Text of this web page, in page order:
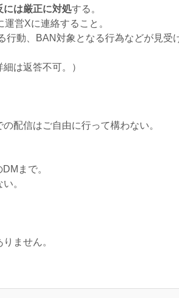
には厳正に対処する。
運営Xに連絡すること。
動、BAN対象となる行為などが見受
は返答不可。）
配信はご自由に行って構わない。
DMまで。
。
ません。